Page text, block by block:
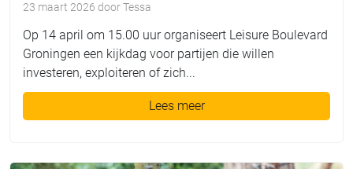
23 maart 2026 doorTessa
Op 14 april om 15.00 uur organiseert Leisure Boulevard
Groningen een kijkdag voor partijen die willen
investeren, exploiteren of zich...
Lees meer